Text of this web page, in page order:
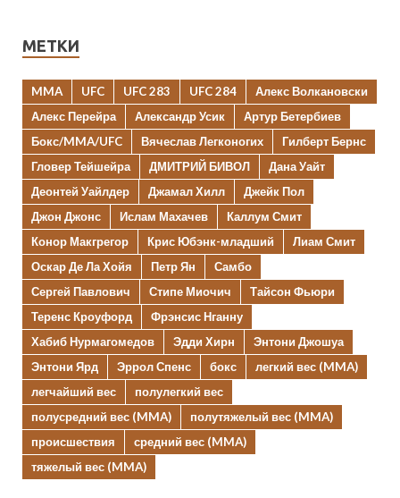
МЕТКИ
MMA UFC UFC 283 UFC 284
Алекс Волкановски
Алекс Перейра
Александр Усик
Артур Бетербиев
Бокс/MMA/UFC
Вячеслав Легконогих
Гилберт Бернс
Гловер Тейшейра
ДМИТРИЙ БИВОЛ
Дана Уайт
Деонтей Уайлдер
Джамал Хилл
Джейк Пол
Джон Джонс
Ислам Махачев
Каллум Смит
Конор Макгрегор
Крис Юбэнк-младший
Лиам Смит
Оскар Де Ла Хойя
Петр Ян
Самбо
Сергей Павлович
Стипе Миочич
Тайсон Фьюри
Теренс Кроуфорд
Фрэнсис Нганну
Хабиб Нурмагомедов
Эдди Хирн
Энтони Джошуа
Энтони Ярд
Эррол Спенс бокс
легкий вес (MMA)
легчайший вес
полулегкий вес
полусредний вес (MMA)
полутяжелый вес (MMA)
происшествия
средний вес (MMA)
тяжелый вес (MMA)